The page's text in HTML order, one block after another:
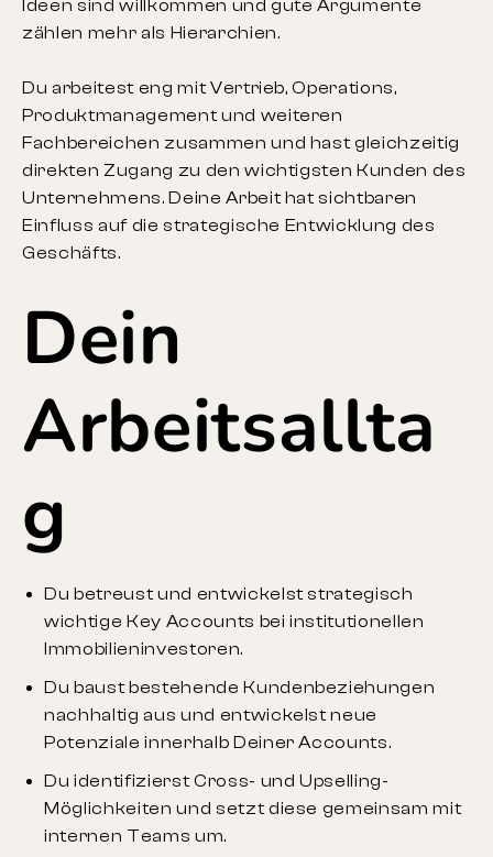
Ideen sind willkommen und gute Argumente
zählen mehr als Hierarchien.
Du arbeitest eng mit Vertrieb, Operations,
Produktmanagement und weiteren
Fachbereichen zusammen und hast gleichzeitig
direkten Zugang zu den wichtigsten Kunden des
Unternehmens. Deine Arbeit hat sichtbaren
Einfluss auf die strategische Entwicklung des
Geschäfts.
Dein
Arbeitsallta
g
Du betreust und entwickelst strategisch
wichtige Key Accounts bei institutionellen
Immobilieninvestoren.
Du baust bestehende Kundenbeziehungen
nachhaltig aus und entwickelst neue
Potenziale innerhalb Deiner Accounts.
Du identifizierst Cross- und Upselling-
Möglichkeiten und setzt diese gemeinsam mit
internen Teams um.